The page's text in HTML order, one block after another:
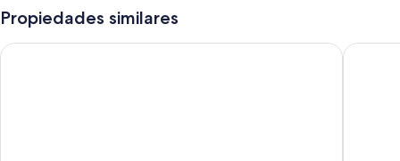
Propiedades similares
Sunscape Cancun All-Inclusive Resort & Spa by HyattOleo